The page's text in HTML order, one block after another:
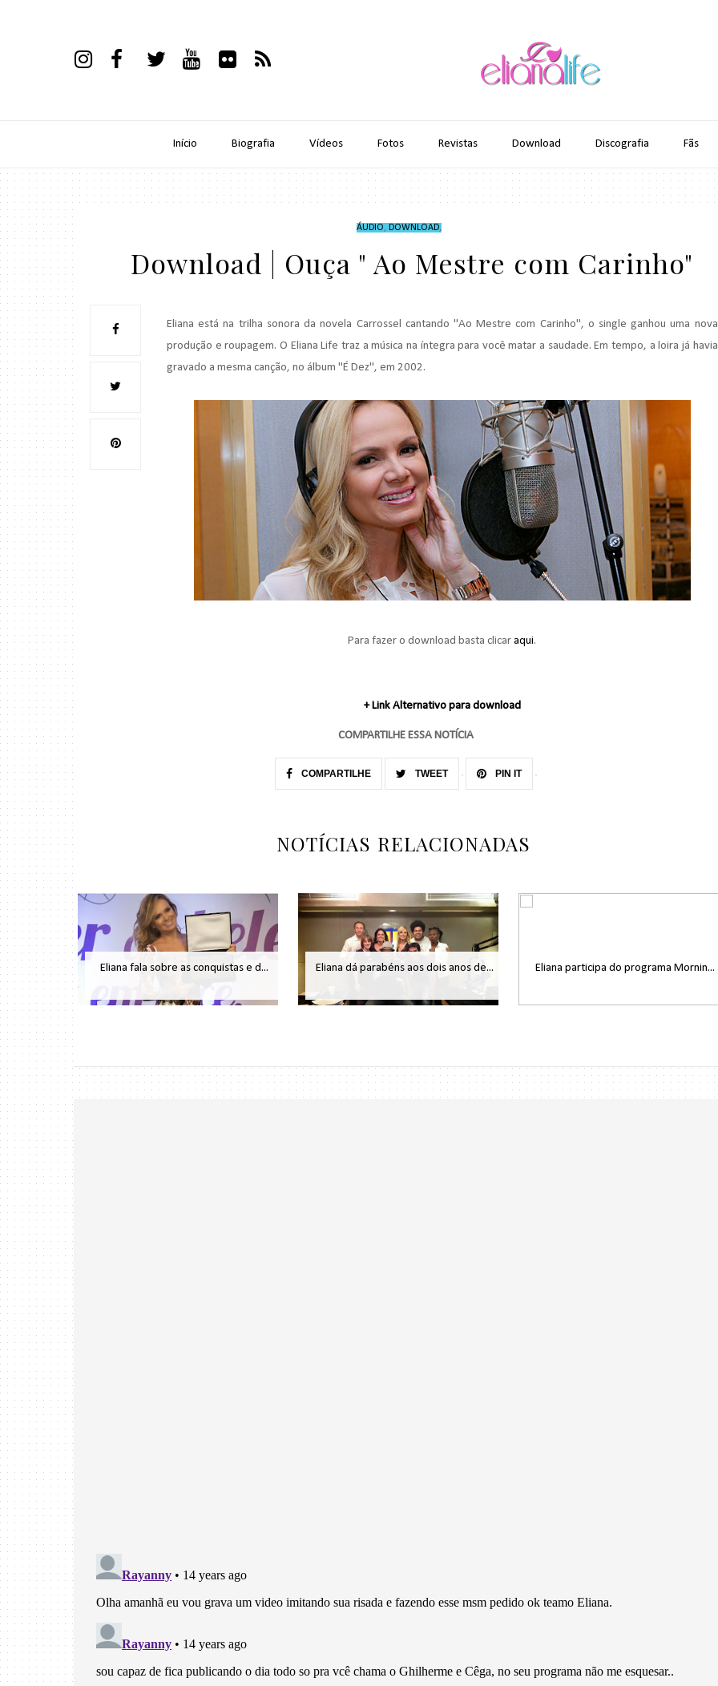
Início Biografia Vídeos Fotos Revistas Download Discografia Fãs
ÁUDIO, DOWNLOAD,
Download | Ouça " Ao Mestre com Carinho"
Eliana está na trilha sonora da novela Carrossel cantando "Ao Mestre com Carinho", o single ganhou uma nova
produção e roupagem. O Eliana Life traz a música na íntegra para você matar a saudade. Em tempo, a loira já havia
gravado a mesma canção, no álbum "É Dez", em 2002.
Para fazer o download basta clicaraqui.
+ Link Alternativo para download
COMPARTILHE ESSA NOTÍCIA
COMPARTILHE TWEET PIN IT
NOTÍCIAS RELACIONADAS
Eliana fala sobre as conquistas e d... Eliana dá parabéns aos dois anos de... Eliana participa do programa Mornin...